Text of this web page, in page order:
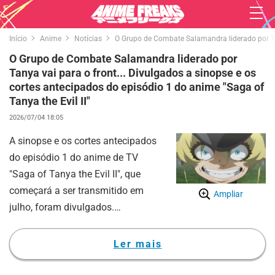
Início Anime Notícias O Grupo de Combate Salamandra liderado por
O Grupo de Combate Salamandra liderado por
Tanya vai para o front... Divulgados a sinopse e os
cortes antecipados do episódio 1 do anime "Saga of
Tanya the Evil II"
2026/07/04 18:05
Ampliar
A sinopse e os cortes antecipados
do episódio 1 do anime de TV
"Saga of Tanya the Evil II", que
começará a ser transmitido em
julho, foram divulgados.
baseado em uma light novel de
fantasia militar escrita por Carlo
Ler mais